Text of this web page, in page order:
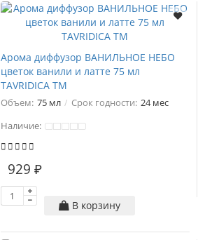
Арома диффузор ВАНИЛЬНОЕ НЕБО
цветок ванили и латте 75 мл
TAVRIDICA ТМ
Объем: 75 мл Срок годности: 24 мес
Наличие:
929 ₽
В корзину